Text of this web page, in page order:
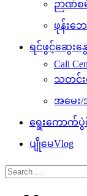
ဉာဏ်စ
ဖုန်းဘ
ရင်ဖွင့်ဆွေးနွေ
Call
သတင်း
အမေး
ရွေးကောက်ပွဲ
ပျိုမေVlog
Search
for: